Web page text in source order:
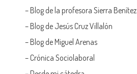
– Blog de la profesora Sierra Benítez
– Blog de Jesús Cruz Villalón
– Blog de Miguel Arenas
– Crónica Sociolaboral